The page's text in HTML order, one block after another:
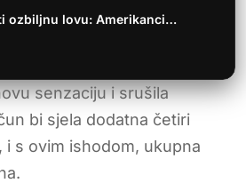
ozbiljnu lovu: Amerikanci…
senzaciju i srušila
bi sjela dodatna četiri
i s ovim ishodom, ukupna